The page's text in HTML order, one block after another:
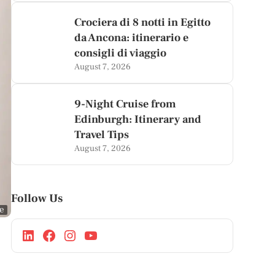
Crociera di 8 notti in Egitto
da Ancona: itinerario e
consigli di viaggio
August 7, 2026
9-Night Cruise from
Edinburgh: Itinerary and
Travel Tips
August 7, 2026
Follow Us